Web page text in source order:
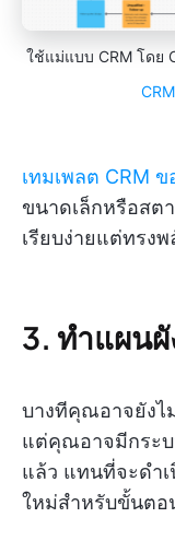
ใช้แม่แบบ CRM โดย
CRM
เทมเพลต CRM ข
ขนาดเล็กหรือสต
เรียบง่ายแต่ทรง
3. ทำแผน
บางทีคุณอาจยังไ
แต่คุณอาจมีกระ
แล้ว แทนที่จะดำเ
ใหม่สำหรับขั้นตอ